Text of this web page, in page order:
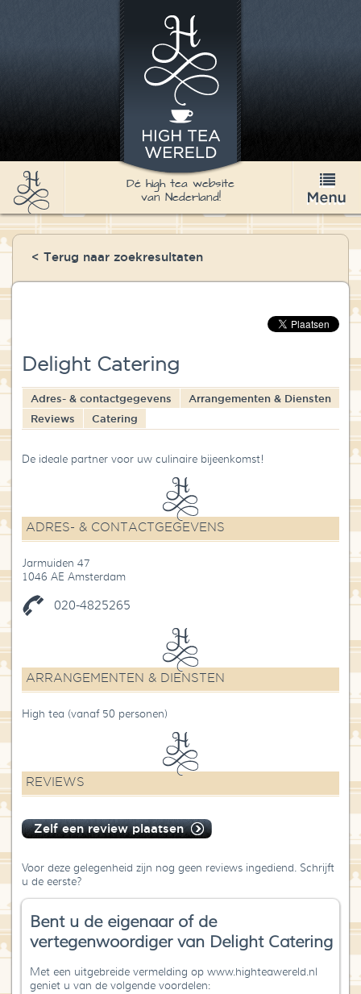
High Tea
Recepten
Blog
Over High Tea Wereld
Dé high tea website
van Nederland!
< Terug naar zoekresultaten
Delight Catering
Adres- & contactgegevens
Arrangementen & Diensten
Reviews
Catering
De ideale partner voor uw culinaire bijeenkomst!
ADRES- & CONTACTGEGEVENS
Jarmuiden 47
1046 AE Amsterdam
020-4825265
ARRANGEMENTEN & DIENSTEN
High tea (vanaf 50 personen)
REVIEWS
Zelf een review plaatsen
Voor deze gelegenheid zijn nog geen reviews ingediend. Schrijft
u de eerste?
Bent u de eigenaar of de
vertegenwoordiger van Delight Catering
Met een uitgebreide vermelding op www.highteawereld.nl
geniet u van de volgende voordelen: